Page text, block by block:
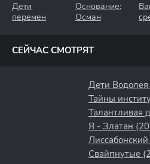
Дети
перемен
Основание:
Осман
СЕЙЧАС СМОТРЯТ
Дети
Я - Златан
Свайпнутые